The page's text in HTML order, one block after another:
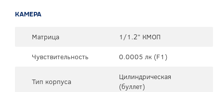
КАМЕРА
Матрица
1/1.2” КМОП
Чувствительность
0.0005 лк (F1)
Тип корпуса
Цилиндрическая
(буллет)